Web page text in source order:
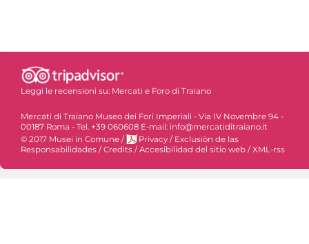
Leggi le recensioni su: Mercati e Foro di Traiano
Mercati di Traiano Museo dei Fori Imperiali - Via IV Novembre 94 -
00187 Roma - Tel. +39 060608 E-mail: info@mercatiditraiano.it
© 2017 Musei in Comune / Privacy / Exclusiòn de las
Responsabilidades / Credits / Accesibilidad del sitio web / XML-rss